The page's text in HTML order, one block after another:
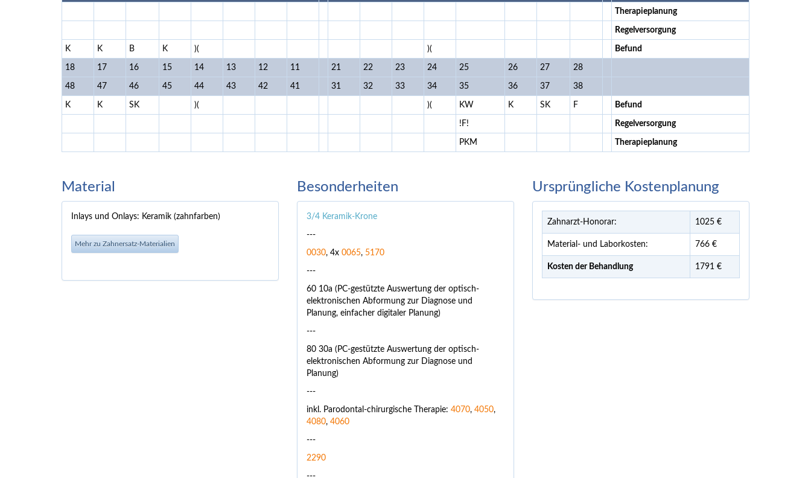
Therapieplanung
Regelversorgung
K K B K )( )( Befund
18 17 16 15 14 13 12 11 21 22 23 24 25 26 27 28
48 47 46 45 44 43 42 41 31 32 33 34 35 36 37 38
K K SK )( )( KW K SK F Befund
!F! Regelversorgung
PKM Therapieplanung
Material
Inlays und Onlays: Keramik (zahnfarben)
Mehr zu Zahnersatz-Materialien
Besonderheiten
3/4 Keramik-Krone
---
0030, 4x 0065, 5170
---
60 10a (PC-gestützte Auswertung der optisch-
elektronischen Abformung zur Diagnose und
Planung, einfacher digitaler Planung)
---
80 30a (PC-gestützte Auswertung der optisch-
elektronischen Abformung zur Diagnose und
Planung)
---
inkl. Parodontal-chirurgische Therapie: 4070, 4050,
4080, 4060
---
2290
---
Ursprüngliche Kostenplanung
Zahnarzt-Honorar: 1025 €
Material- und Laborkosten: 766 €
Kosten der Behandlung 1791 €